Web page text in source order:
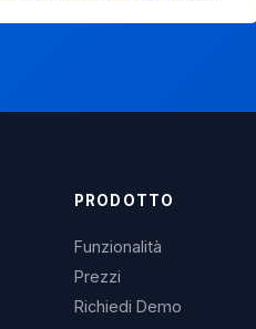
PRODOTTO
Funzionalità
Prezzi
Richiedi Demo